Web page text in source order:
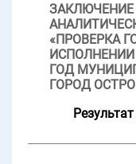
ЗАКЛЮЧЕНИЕ
«ПРОВЕРКА
ГОД
ГОРОД